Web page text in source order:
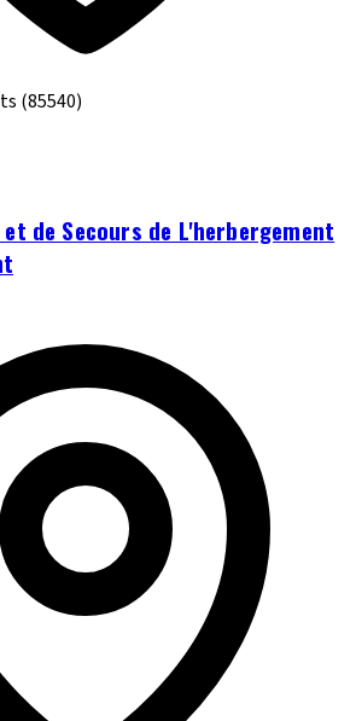
(85540)
de Secours de L'herbergement